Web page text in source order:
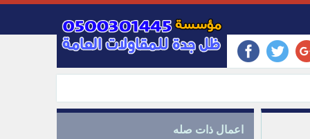
اعمال ذات صله